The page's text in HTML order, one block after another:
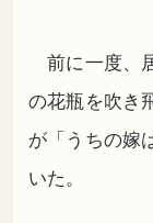
前に一度、
の花瓶を吹き
が「うちの嫁
いた。